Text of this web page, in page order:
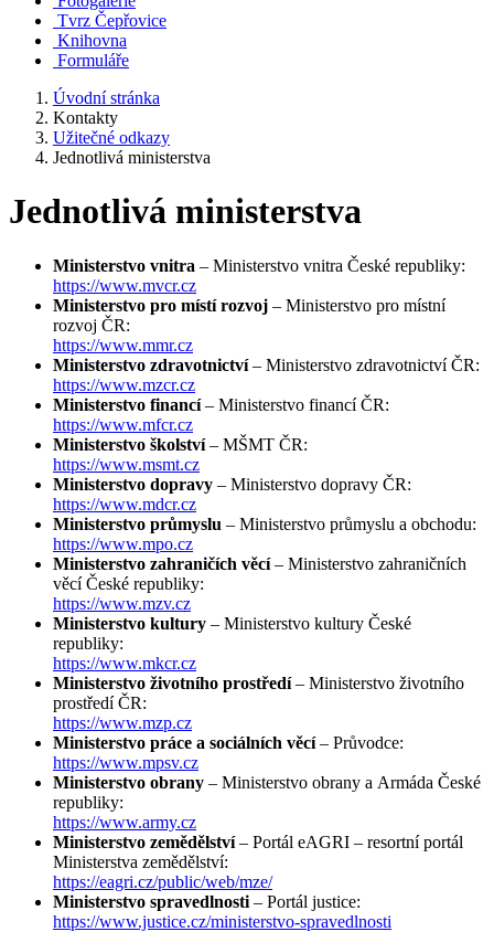
Tvrz Čepřovice
Knihovna
Formuláře
Úvodní stránka
Kontakty
Užitečné odkazy
Jednotlivá ministerstva
Jednotlivá ministerstva
Ministerstvo vnitra – Ministerstvo vnitra České republiky:
https://www.mvcr.cz
Ministerstvo pro místí rozvoj – Ministerstvo pro místní
rozvoj ČR:
https://www.mmr.cz
Ministerstvo zdravotnictví– Ministerstvo zdravotnictví ČR:
https://www.mzcr.cz
Ministerstvo financí– Ministerstvo financí ČR:
https://www.mfcr.cz
Ministerstvo školství– MŠMT ČR:
https://www.msmt.cz
Ministerstvo dopravy – Ministerstvo dopravy ČR:
https://www.mdcr.cz
Ministerstvo průmyslu – Ministerstvo průmyslu a obchodu:
https://www.mpo.cz
Ministerstvo zahraničích věcí– Ministerstvo zahraničních
věcí České republiky:
https://www.mzv.cz
Ministerstvo kultury – Ministerstvo kultury České
republiky:
https://www.mkcr.cz
Ministerstvo životního prostředí– Ministerstvo životního
prostředí ČR:
https://www.mzp.cz
Ministerstvo práce a sociálních věcí– Průvodce:
https://www.mpsv.cz
Ministerstvo obrany – Ministerstvo obrany a Armáda České
republiky:
https://www.army.cz
Ministerstvo zemědělství– Portál eAGRI – resortní portál
Ministerstva zemědělství:
https://eagri.cz/public/web/mze/
Ministerstvo spravedlnosti – Portál justice:
https://www.justice.cz/ministerstvo-spravedlnosti